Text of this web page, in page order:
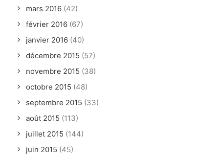
mars 2016 (42)
février 2016 (67)
janvier 2016 (40)
décembre 2015 (57)
novembre 2015 (38)
octobre 2015 (48)
septembre 2015 (33)
août 2015 (113)
juillet 2015 (144)
juin 2015 (45)